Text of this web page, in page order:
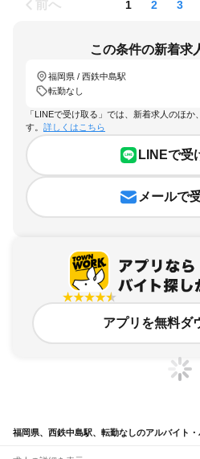
前へ 1 2 3
この条件の新着求
福岡県 / 西鉄中島駅
転勤なし
「LINEで受け取る」では、新着求人のほ
す。 詳しくはこちら
LINEで受
メールで
アプリを無料ダ
福岡県、西鉄中島駅、転勤なしのアルバイト